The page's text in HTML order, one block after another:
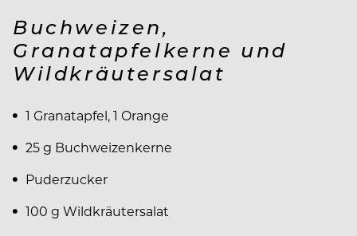
Buchweizen,
Granatapfelkerne und
Wildkräutersalat
1 Granatapfel, 1 Orange
25 g Buchweizenkerne
Puderzucker
100 g Wildkräutersalat